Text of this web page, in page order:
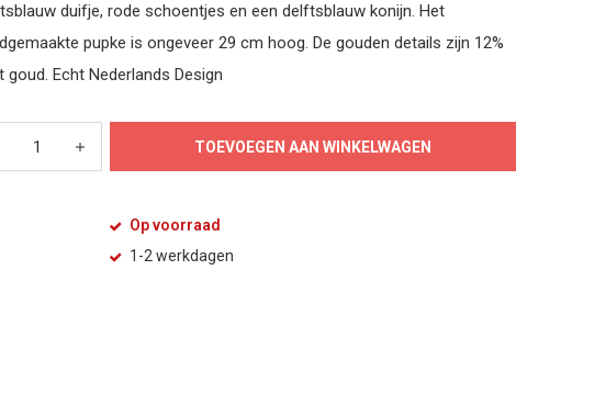
duifje, rode schoentjes en een delftsblauw konijn. Het
pupke is ongeveer 29 cm hoog. De gouden details zijn 12%
goud. Echt Nederlands Design
TOEVOEGEN AAN WINKELWAGEN
Op voorraad
1-2 werkdagen